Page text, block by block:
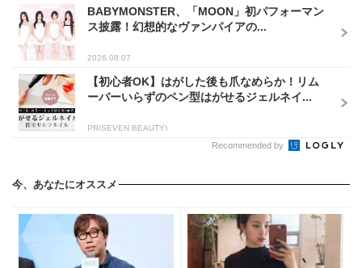
BABYMONSTER、「MOON」初パフォーマン
ス披露！幻想的なヴァンパイアの...
2026.08.07
【初心者OK】はがした後も爪なめらか！リム
ーバーいらずのペン型はがせるジェルネイ...
PR(SEVEN BEAUTY)
Recommended by
今、あなたにオススメ